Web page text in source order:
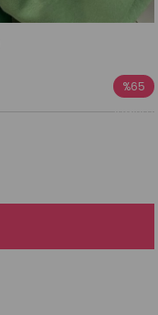
%65
İndirim